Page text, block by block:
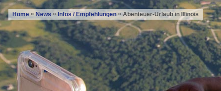
Home » News » Infos / Empfehlungen »Abenteuer-Urlaub in Illinois